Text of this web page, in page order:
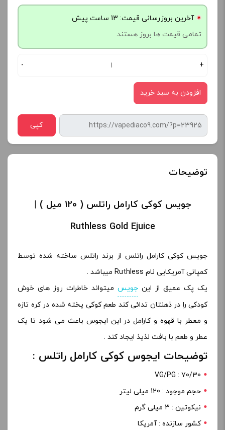
آخرین بروزرسانی قیمت: 13 ساعت پیش
تمامی قیمت ها بروز هستند.
- +
افزودن به سبد خرید
کپی
توضیحات
جویس کوکی کارامل راتلس ( 120 میل ) |
Ruthless Gold Ejuice
جویس کوکی کارامل راتلس از برند راتلس ساخته شده توسط
کمپانی آمریکایی نام Ruthless میباشد .
یک پک عمیق از این جویس میتواند خاطرات روز های خوش
کودکی را در ذهنتان تدائی کند طعم کوکی پخته شده در کره تازه
و معطر با قهوه و کارامل در این ایجوس باعث می شود تا یک
عطر و طعم با بافت لذیذ ایجاد کند .
توضیحات ایجوس کوکی کارامل راتلس :
VG/PG : 70/30
حجم موجود : 120 میلی لیتر
نیکوتین : 3 میلی گرم
کشور سازنده : آمریکا